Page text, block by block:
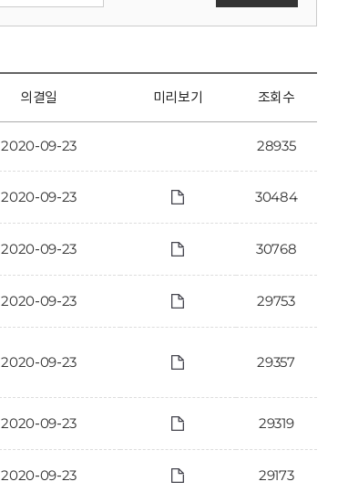
의결일 미리보기 조회수
2020-09-23 28935
2020-09-23 30484
2020-09-23 30768
2020-09-23 29753
2020-09-23 29357
2020-09-23 29319
2020-09-23 29173